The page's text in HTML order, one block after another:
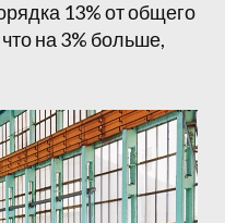
13% от общего
на 3% больше,